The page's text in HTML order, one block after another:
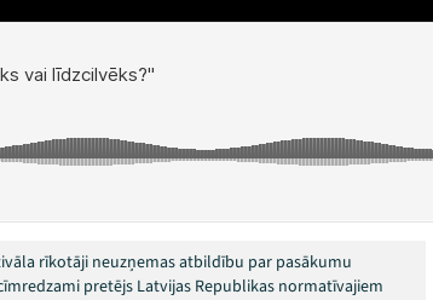
rīkotāji neuzņemas atbildību par pasākumu
pretējs Latvijas Republikas normatīvajiem